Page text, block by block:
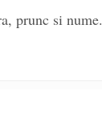
prunc si nume.